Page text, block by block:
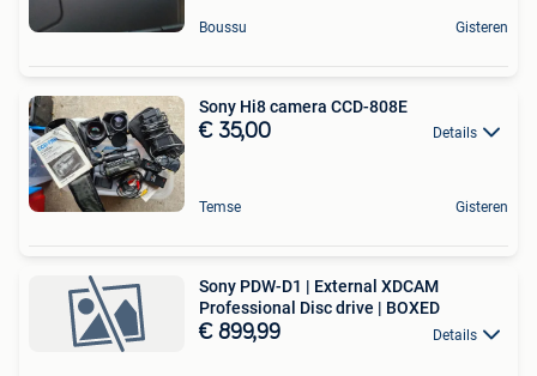
Boussu Gisteren
Sony Hi8 camera CCD-808E
€ 35,00 Details
Temse Gisteren
Sony PDW-D1 | External XDCAM
Professional Disc drive | BOXED
€ 899,99 Details